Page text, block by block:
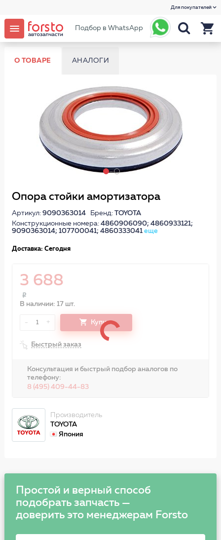
Для покупателей
Подбор в WhatsApp
О ТОВАРЕ АНАЛОГИ
Опора стойки амортизатора
Артикул: 9090363014Бренд: TOYOTA
Конструкционные номера: 4860906090; 4860933121;
9090363014; 107700041; 4860333041 еще
Доставка: Сегодня
3 688
В наличии: 17 шт.
- 1 + Купить
Быстрый заказ
Консультация и быстрый подбор аналогов по
телефону:
8 (495) 409-44-83
Производитель
TOYOTA
Япония
Простой и верный способ
подобрать запчасть —
доверить это менеджерам Forsto